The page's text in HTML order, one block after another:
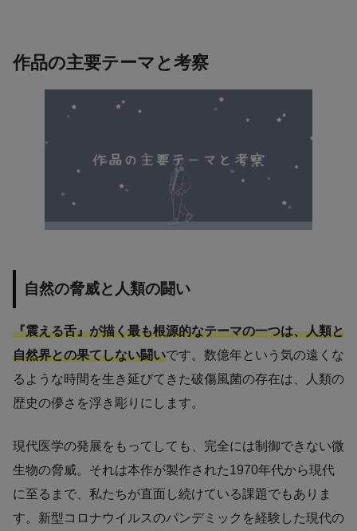
作品の主要テーマと考察
自然の脅威と人類の闘い
『震える舌』が描く最も根源的なテーマの一つは、人類と
自然界との果てしない闘いです。数億年という気の遠くな
るような時間を生き延びてきた破傷風菌の存在は、人類の
歴史の儚さを浮き彫りにします。
現代医学の発展をもってしても、完全には制御できない微
生物の脅威。それは本作が製作された1970年代から現代
に至るまで、私たちが直面し続けている課題でもありま
す。新型コロナウイルスのパンデミックを経験した現代の